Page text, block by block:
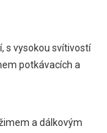
s vysokou svítivostí
potkávacích a
a dálkovým